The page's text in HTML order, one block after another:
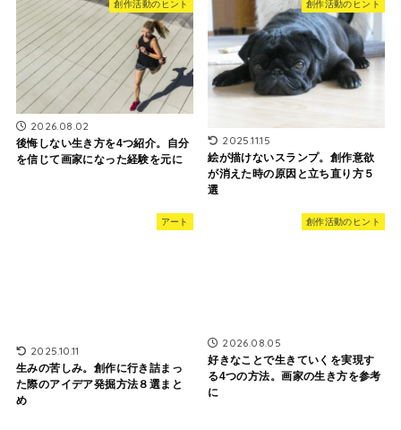
創作活動のヒント
2026.08.02
後悔しない生き方を4つ紹介。自分
を信じて画家になった経験を元に
創作活動のヒント
2025.11.15
絵が描けないスランプ。創作意欲
が消えた時の原因と立ち直り方５
選
アート
2025.10.11
生みの苦しみ。創作に行き詰まっ
た際のアイデア発掘方法８選まと
め
創作活動のヒント
2026.08.05
好きなことで生きていくを実現す
る4つの方法。画家の生き方を参考
に